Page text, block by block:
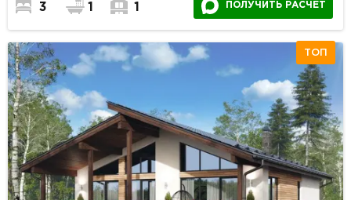
3 1 1 ПОЛУЧИТЬ РАСЧЕТ
ТОП